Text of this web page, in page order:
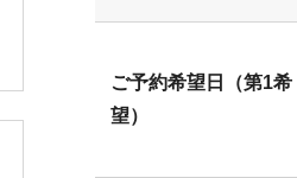
ご予約希望日（第1希
望）